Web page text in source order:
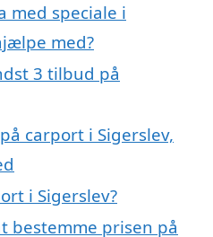
med speciale i
med?
3 tilbud på
carport i Sigerslev,
i Sigerslev?
bestemme prisen på